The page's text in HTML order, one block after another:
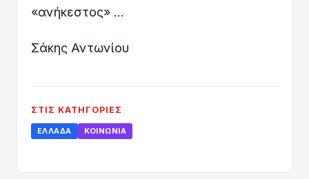
«ανήκεστος» …
Σάκης Αντωνίου
ΣΤΙΣ ΚΑΤΗΓΟΡΊΕΣ
ΕΛΛΆΔΑ ΚΟΙΝΩΝΊΑ